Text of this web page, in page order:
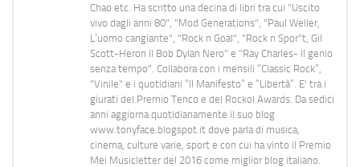
Chao etc. Ha scritto una decina di libri tra cui "Uscito
vivo dagli anni 80", "Mod Generations", "Paul Weller,
L’uomo cangiante", "Rock n Goal", "Rock n Spor"t, Gil
Scott-Heron Il Bob Dylan Nero" e "Ray Charles- Il genio
senza tempo". Collabora con i mensili “Classic Rock”,
"Vinile" e i quotidiani “Il Manifesto” e “Libertà”. E' tra i
giurati del Premio Tenco e del Rockol Awards. Da sedici
anni aggiorna quotidianamente il suo blog
www.tonyface.blogspot.it dove parla di musica,
cinema, culture varie, sport e con cui ha vinto il Premio
Mei Musicletter del 2016 come miglior blog italiano.